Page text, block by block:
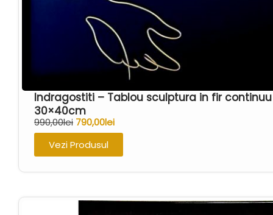
Indragostiti – Tablou sculptura in fir
30×40cm
990,00lei 790,00lei
Vezi Produsul